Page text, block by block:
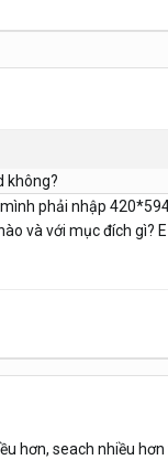
không?
phải nhập
và với mục đích gì?
hơn, seach nhiều